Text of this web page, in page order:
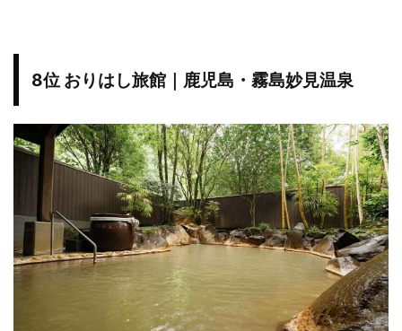
8位 おりはし旅館｜鹿児島・霧島妙見温泉